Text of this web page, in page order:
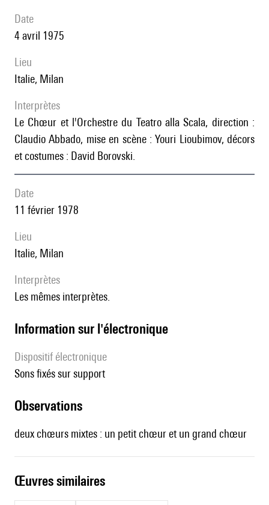
date
4 avril 1975
lieu
Italie, Milan
interprètes
le Chœur et l'Orchestre du Teatro alla Scala, direction :
Claudio Abbado, mise en scène : Youri Lioubimov, décors
et costumes : David Borovski.
date
11 février 1978
lieu
Italie, Milan
interprètes
les mêmes interprètes.
Information sur l'électronique
Dispositif électronique
sons fixés sur support
observations
deux chœurs mixtes : un petit chœur et un grand chœur
œuvres similaires